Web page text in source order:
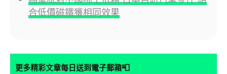
合低價磁鐵獲相同效果
更多精彩文章每日送到電子郵箱📮